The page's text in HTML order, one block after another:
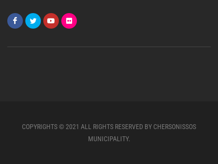
COPYRIGHTS © 2021 ALL RIGHTS RESERVED BY CHERSONISSOS
MUNICIPALITY.